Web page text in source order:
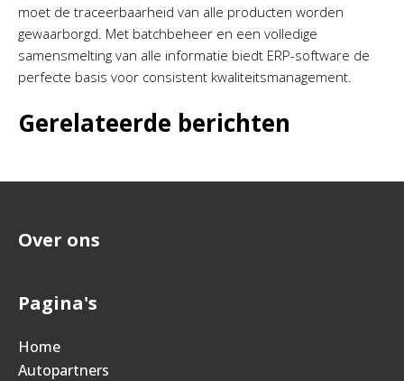
moet de traceerbaarheid van alle producten worden
gewaarborgd. Met batchbeheer en een volledige
samensmelting van alle informatie biedt ERP-software de
perfecte basis voor consistent kwaliteitsmanagement.
Gerelateerde berichten
Over ons
Pagina's
Home
Autopartners